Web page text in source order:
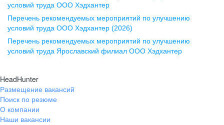
ул. Спартаковская, д. 2А, этаж 3,
помещение 15
+7 843 212-12-50
Екатеринбург
ул. Боевых Дружин, стр. 20,
условий труда ООО Хэдхантер
Перечень рекомендуемых мероприятий по улучшению
условий труда ООО Хэдхантер (2026)
Перечень рекомендуемых мероприятий по улучшению
условий труда Ярославский филиал ООО Хэдхантер
HeadHunter
Размещение вакансий
Поиск по резюме
О компании
Наши вакансии